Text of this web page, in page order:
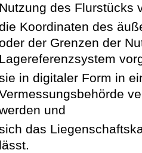
Nutzung des Flurstücks
Koordinaten des
der Grenzen der
Lagereferenzsystem
in digitaler Form in
und
das
lässt.